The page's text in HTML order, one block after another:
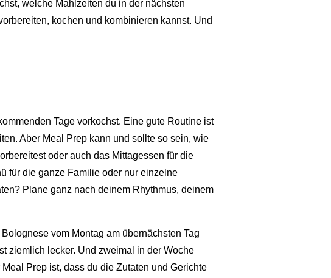
welche Mahlzeiten du in der nächsten
kochen und kombinieren kannst. Und
Tage vorkochst. Eine gute Routine ist
Aber Meal Prep kann und sollte so sein, wie
oder auch das Mittagessen für die
für die ganze Familie oder nur einzelne
Plane ganz nach deinem Rhythmus, deinem
vom Montag am übernächsten Tag
ziemlich lecker. Und zweimal in der Woche
Prep ist, dass du die Zutaten und Gerichte